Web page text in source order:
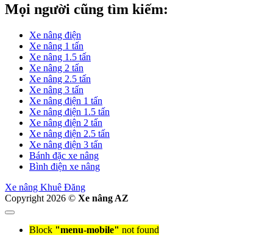
Mọi người cũng tìm kiếm:
Xe nâng điện
Xe nâng 1 tấn
Xe nâng 1.5 tấn
Xe nâng 2 tấn
Xe nâng 2.5 tấn
Xe nâng 3 tấn
Xe nâng điện 1 tấn
Xe nâng điện 1.5 tấn
Xe nâng điện 2 tấn
Xe nâng điện 2.5 tấn
Xe nâng điện 3 tấn
Bánh đặc xe nâng
Bình điện xe nâng
Xe nâng Khuê Đăng
Copyright 2026 © Xe nâng AZ
Block "menu-mobile" not found